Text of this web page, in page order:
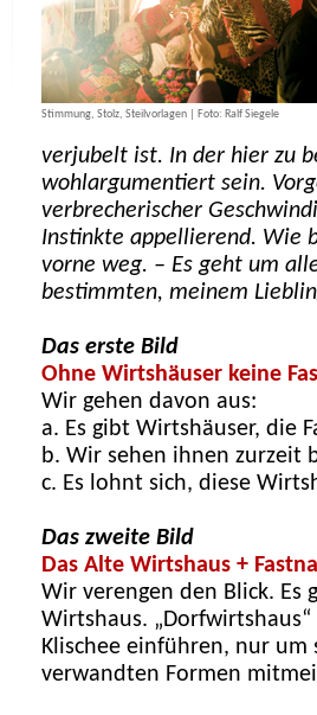
Stimmung, Stolz, Steilvorlagen | Foto: Ralf Siegele
verjubelt ist. In der hier zu
wohlargumentiert sein.
verbrecherischer
Instinkte appellierend. Wie
vorne weg. – Es geht um
bestimmten, meinem
Das erste Bild
Ohne Wirtshäuser keine
Wir gehen davon aus:
a. Es gibt Wirtshäuser, die
b. Wir sehen ihnen zurzeit
c. Es lohnt sich, diese
Das zweite Bild
Das Alte Wirtshaus +
Wir verengen den Blick. Es
Wirtshaus.
Klischee einführen, nur
verwandten Formen